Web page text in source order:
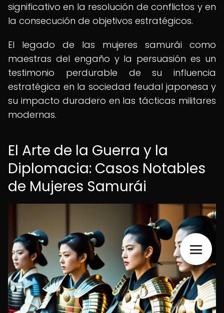
significativo en la resolución de conflictos y en
la consecución de objetivos estratégicos.
El legado de las mujeres samurái como
maestras del engaño y la persuasión es un
testimonio perdurable de su influencia
estratégica en la sociedad feudal japonesa y
su impacto duradero en las tácticas militares
modernas.
El Arte de la Guerra y la
Diplomacia: Casos Notables
de Mujeres Samurái